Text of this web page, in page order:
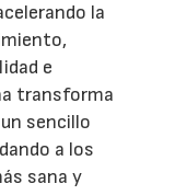
la
e
transforma
sencillo
a los
sana y